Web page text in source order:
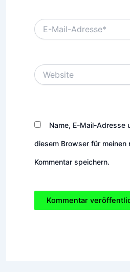
E-
Mail-
Website
Name, E-Mail-Adresse
diesem Browser für meinen
Kommentar speichern.